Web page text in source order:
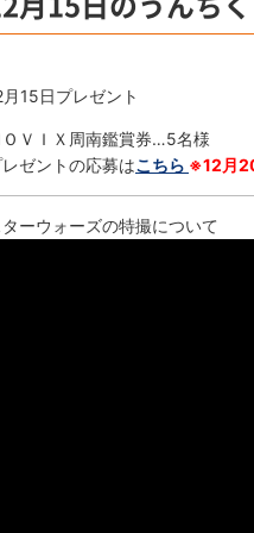
月15日プレゼント
ＯＶＩＸ周南鑑賞券…5名様
レゼントの応募はこちら ※12月
ターウォーズの特撮について